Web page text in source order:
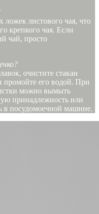
ложек листового чая, что
крепкого чая. Если
чай, просто
очистите стакан
промойте его водой. При
можно вымыть
принадлежность или
в посудомоечной машине.